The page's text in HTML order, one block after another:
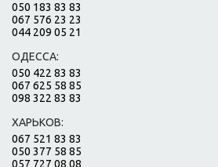
050 183 83 83
067 576 23 23
044 209 05 21
ОДЕССА:
050 422 83 83
067 625 58 85
098 322 83 83
ХАРЬКОВ:
067 521 83 83
050 377 58 85
057 727 08 08